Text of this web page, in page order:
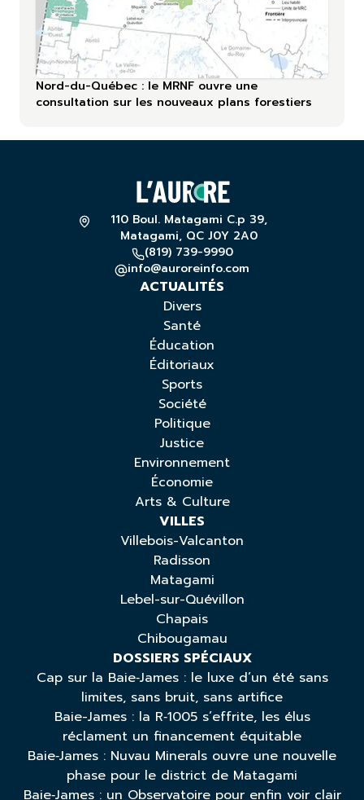
Nord-du-Québec : le MRNF ouvre une
consultation sur les nouveaux plans forestiers
110 Boul. Matagami C.p 39,
Matagami, QC J0Y 2A0
(819) 739-9990
info@auroreinfo.com
ACTUALITÉS
Divers
Santé
Éducation
Éditoriaux
Sports
Société
Politique
Justice
Environnement
Économie
Arts & Culture
VILLES
Villebois-Valcanton
Radisson
Matagami
Lebel-sur-Quévillon
Chapais
Chibougamau
DOSSIERS SPÉCIAUX
Cap sur la Baie‑James : le luxe d’un été sans
limites, sans bruit, sans artifice
Baie-James : la R‑1005 s’effrite, les élus
réclament un financement équitable
Baie‑James : Nuvau Minerals ouvre une nouvelle
phase pour le district de Matagami
Baie‑James : un Observatoire pour enfin voir clair